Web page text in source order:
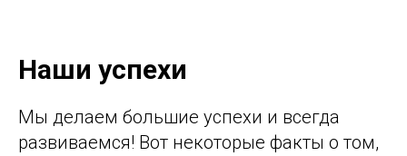
Наши успехи
Мы делаем большие успехи и всегда
развиваемся! Вот некоторые факты о том,